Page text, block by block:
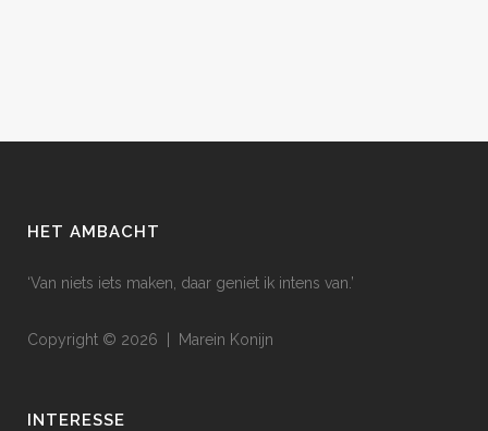
HET AMBACHT
‘Van niets iets maken, daar geniet ik intens van.’
Copyright © 2026 | Marein Konijn
INTERESSE